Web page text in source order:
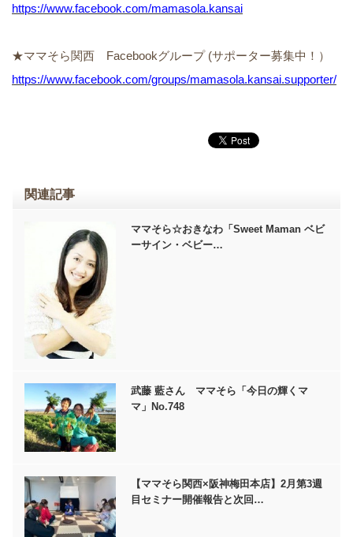
https://www.facebook.com/mamasola.kansai
★ママそら関西 Facebookグループ (サポーター募集中！）
https://www.facebook.com/groups/mamasola.kansai.supporter/
関連記事
ママそら☆おきなわ「Sweet Maman ベビ
ーサイン・ベビー…
武藤 藍さん ママそら「今日の輝くマ
マ」No.748
【ママそら関西×阪神梅田本店】2月第3週
目セミナー開催報告と次回…